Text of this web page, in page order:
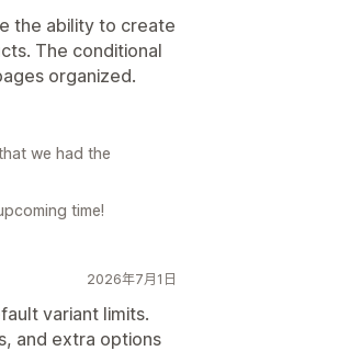
the ability to create
The conditional
organized.
we had the
time!
2026年7月1日
variant limits.
and extra options